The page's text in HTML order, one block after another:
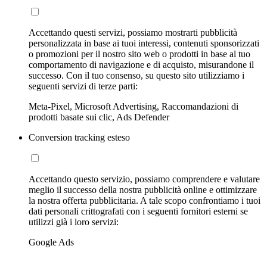
Accettando questi servizi, possiamo mostrarti pubblicità
personalizzata in base ai tuoi interessi, contenuti sponsorizzati
o promozioni per il nostro sito web o prodotti in base al tuo
comportamento di navigazione e di acquisto, misurandone il
successo. Con il tuo consenso, su questo sito utilizziamo i
seguenti servizi di terze parti:
Meta-Pixel, Microsoft Advertising, Raccomandazioni di
prodotti basate sui clic, Ads Defender
Conversion tracking esteso
Accettando questo servizio, possiamo comprendere e valutare
meglio il successo della nostra pubblicità online e ottimizzare
la nostra offerta pubblicitaria. A tale scopo confrontiamo i tuoi
dati personali crittografati con i seguenti fornitori esterni se
utilizzi già i loro servizi:
Google Ads